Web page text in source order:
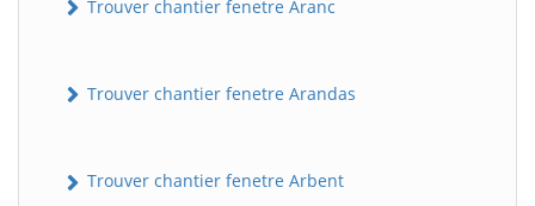
Trouver chantier fenetre Aranc
Trouver chantier fenetre Arandas
Trouver chantier fenetre Arbent